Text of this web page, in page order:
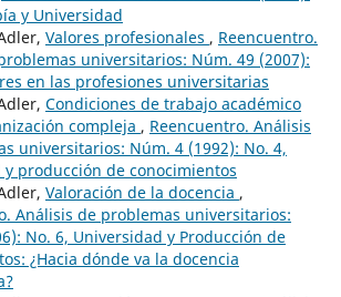
y Universidad
Valores profesionales , Reencuentro.
universitarios: Núm. 49 (2007):
en las profesiones universitarias
Condiciones de trabajo académico
compleja , Reencuentro. Análisis
universitarios: Núm. 4 (1992): No. 4,
y producción de conocimientos
Valoración de la docencia ,
Análisis de problemas universitarios:
No. 6, Universidad y Producción de
¿Hacia dónde va la docencia